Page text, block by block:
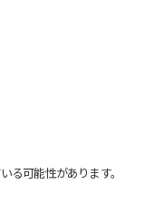
可能性があります。